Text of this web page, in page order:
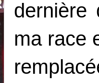
dernière
ma race